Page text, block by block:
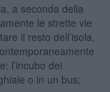
a seconda della
le strette vie
il resto dell’isola,
l’incubo dei
o in un bus;